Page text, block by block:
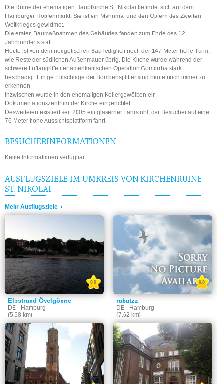
Die Ruine der ehemaligen Hauptkirche St. Nikolai befindet sich auf dem
Hamburger Hopfenmarkt. Sie ist ein Mahnmal und den Opfern des Zweiten
Weltkrieges gewidmet.
Die ersten Baumaßnahmen des Gebäudes fanden zum Ende des 12.
Jahrhunderts statt.
Heute ist von dem neugotischen Bau lediglich noch der 147 Meter hohe Turm,
wie Reste der südlichen Außenmauer übrig. Die Kirche wurde während der
schwere Luftangriffe der amerikanischen Operation Gomorrha stark
beschädigt. Einige Einschläge der Bombensplitter sind heute noch immer zu
erkennen.
Inzwischen wurde in den ehemaligen Kellergewölben ein
Dokumentationszentrum der Kirche eingerichtet.
Desweiteren existiert seit 2005 ein gläserner Fahrstuhl, der Besucher auf eine
76 Meter hohe Aussichtsplattform fährt.
BESUCHERINFORMATIONEN
Keine Informationen verfügbar
AUSFLUGSZIELE IM UMKREIS VON KIRCHENRUINE
ST. NIKOLAI
Mehr Ausflugsziele
Elbstrand Övelgönne
DE - Hamburg
(5.68 km)
0.0
rabatzz!
DE - Hamburg
(7.62 km)
0.0